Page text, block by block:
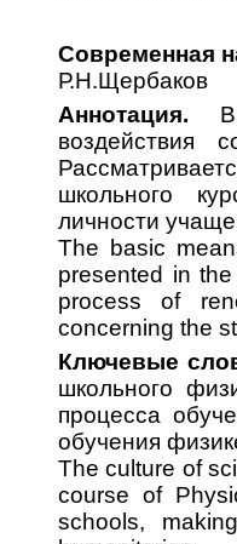
Современная
Р.Н.Щербаков
Аннотация. В
воздействия
школьного
личности
The basic
presented in
process of
concerning the
Ключевые
школьного
процесса
обучения
The culture of
course of
schools,